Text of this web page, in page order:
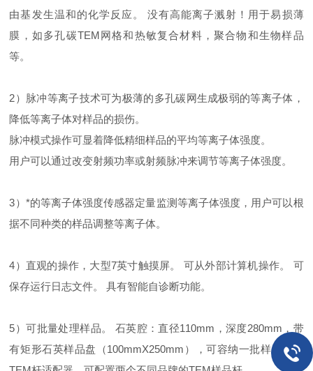
由基发生温和的化学反应。 没有高能离子溅射！用于易损薄
膜，如多孔碳TEM网格和热敏复合材料，聚合物和生物样品
等。
2）脉冲等离子技术可为极薄的多孔碳网生成极弱的等离子体，
降低等离子体对样品的损伤。
脉冲模式操作可显着降低精细样品的平均等离子体强度。
用户可以通过改变射频功率或射频脉冲来调节等离子体强度。
3）*的等离子体强度传感器定量监测等离子体强度，用户可以根
据不同种类的样品调整等离子体。
4）直观的操作，大型7英寸触摸屏。 可从外部计算机操作。 可
保存运行日志文件。 具有智能自诊断功能。
5）可批量处理样品。 石英腔：直径110mm，深度280mm，带
有矩形石英样品盘（100mmX250mm），可容纳一批样品。双